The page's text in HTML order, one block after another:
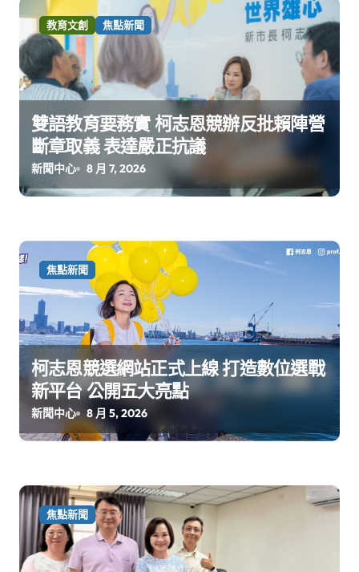
教育文創 焦點新聞
雙語教育要務實 柯志恩競辦反批賴陣營
斷章取義 表達嚴正抗議
新聞中心 8 月 7, 2026
焦點新聞
柯志恩競選網站正式上線 打造數位選戰
新平台 公開五大亮點
新聞中心 8 月 5, 2026
焦點新聞